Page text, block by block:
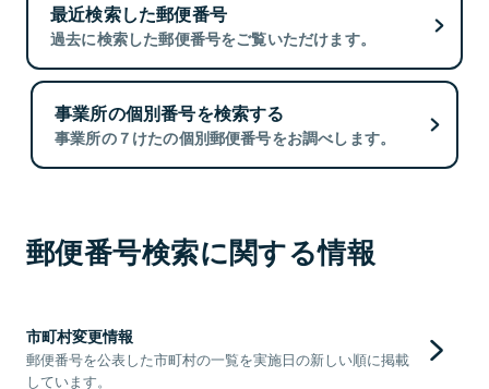
最近検索した郵便番号
過去に検索した郵便番号をご覧いただけます。
事業所の個別番号を検索する
事業所の７けたの個別郵便番号をお調べします。
郵便番号検索に関する情報
市町村変更情報
郵便番号を公表した市町村の一覧を実施日の新しい順に掲載
しています。